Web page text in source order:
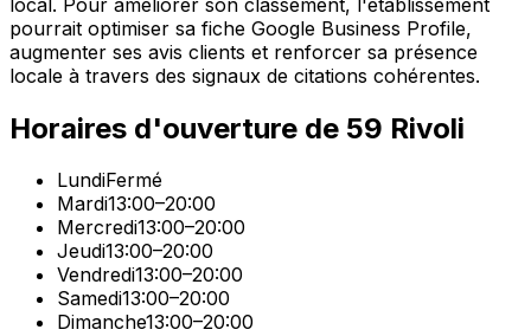
pourrait optimiser sa fiche Google Business Profile,
augmenter ses avis clients et renforcer sa présence
locale à travers des signaux de citations cohérentes.
Horaires d'ouverture de 59 Rivoli
LundiFermé
Mardi13:00–20:00
Mercredi13:00–20:00
Jeudi13:00–20:00
Vendredi13:00–20:00
Samedi13:00–20:00
Dimanche13:00–20:00